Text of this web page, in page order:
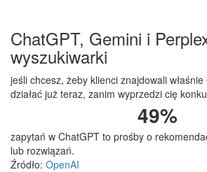
ChatGPT, Gemini i
wyszukiwarki
jeśli chcesz, żeby klienci znajdowali
działać już teraz, zanim wyprzedzi cię
49%
zapytań w ChatGPT to prośby o
lub rozwiązań.
Źródło: OpenAI